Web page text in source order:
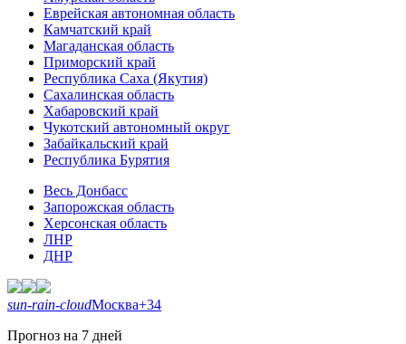
Еврейская автономная область
Камчатский край
Магаданская область
Приморский край
Республика Саха (Якутия)
Сахалинская область
Хабаровский край
Чукотский автономный округ
Забайкальский край
Республика Бурятия
Весь Донбасс
Запорожская область
Херсонская область
ЛНР
ДНР
sun-rain-cloudМосква+34
Прогноз на 7 дней